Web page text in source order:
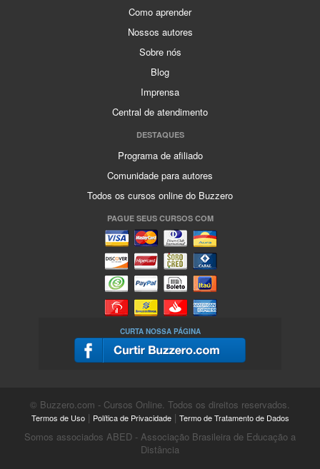
Como aprender
Nossos autores
Sobre nós
Blog
Imprensa
Central de atendimento
DESTAQUES
Programa de afiliado
Comunidade para autores
Todos os cursos online do Buzzero
PAGUE SEUS CURSOS COM
CURTA NOSSA PÁGINA
© Buzzero.com - Cursos Online. Todos os direitos reservados.
Termos de Uso| Política de Privacidade| Termo de Tratamento de Dados
Somos associados ABED - Associação Brasileira de Educação a
Distância